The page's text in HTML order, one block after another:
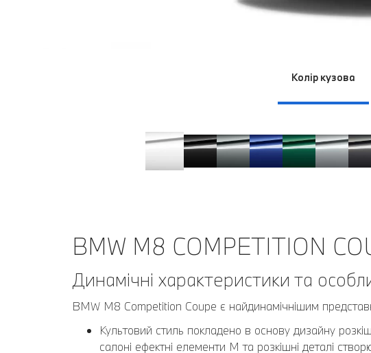
Колір кузова
BMW M8 COMPETITION
Динамічні характеристики та
BMW M8 Competition Coupe є найдинамічнішим
Культовий стиль покладено в основу дизайну
салоні ефектні елементи M та розкішні деталі